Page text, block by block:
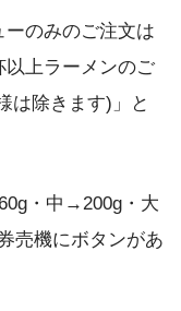
のみのご注文は
上ラーメンのご
は除きます)」と
・中→200g・大
売機にボタンがあ